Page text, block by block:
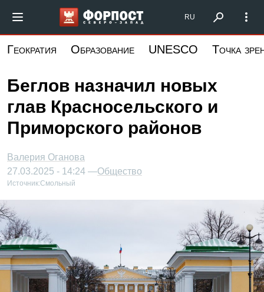
основному
Форпост Северо-Запад
RU
Геократия Образование UNESCO Точка
Беглов назначил новых
глав Красносельского и
Приморского районов
Валерия Оганова
27.03.2025 - 14:24 —Общество
Источник:Смольный